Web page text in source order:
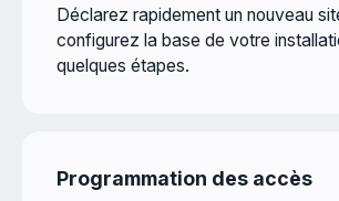
Déclarez rapidement un nouveau
configurez la base de votre
quelques étapes.
Programmation des accès